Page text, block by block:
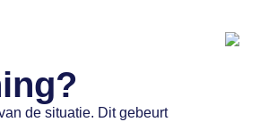
de situatie. Dit gebeurt